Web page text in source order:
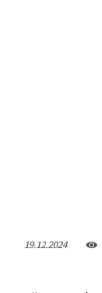
19.12.2024